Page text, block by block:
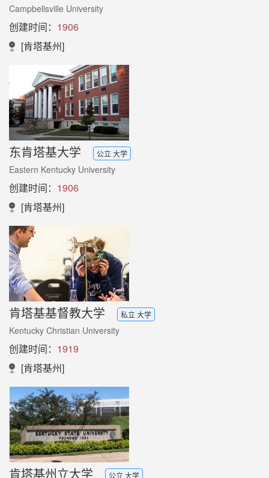
Campbellsville University
创建时间： 1906
[肯塔基州]
东肯塔基大学 公立 大学
Eastern Kentucky University
创建时间： 1906
[肯塔基州]
肯塔基基督教大学 私立 大学
Kentucky Christian University
创建时间： 1919
[肯塔基州]
肯塔基州立大学 公立 大学